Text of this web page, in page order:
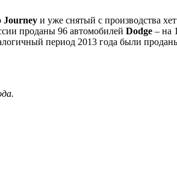
Journey и уже снятый с производства
проданы 96 автомобилей Dodge – на
период 2013 года были